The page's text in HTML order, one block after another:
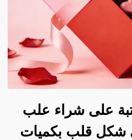
على شراء علب
شكل قلب بكميات